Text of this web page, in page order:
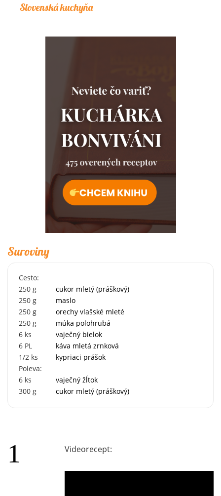
Slovenská kuchyňa
Suroviny
Cesto:
250 g
cukor mletý (práškový)
250 g
maslo
250 g
orechy vlašské mleté
250 g
múka polohrubá
6 ks
vaječný bielok
6 PL
káva mletá zrnková
1/2 ks
kypriaci prášok
Poleva:
6 ks
vaječný žĺtok
300 g cukor mletý (práškový)
Videorecept: